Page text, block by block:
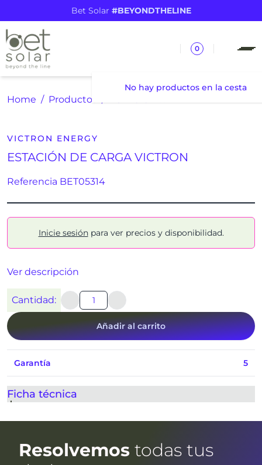
Bet Solar #BEYONDTHELINE
0
No hay productos en la cesta
Home Productos
VICTRON ENERGY
ESTACIÓN DE CARGA VICTRON
Referencia BET05314
Inicie sesiónpara ver precios y disponibilidad.
Ver descripción
Cantidad:
Añadir al carrito
Garantía 5
Ficha técnica
Resolvemos todas tus